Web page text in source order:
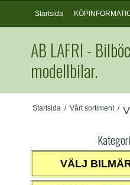
Startsida
AB LAFRI -
modellbilar.
Startsida / Vårt sortiment /
VÄLJ